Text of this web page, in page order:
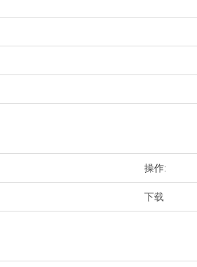
操作:
下载